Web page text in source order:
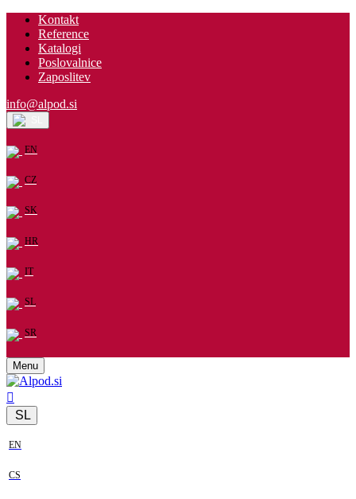
Kontakt
Reference
Katalogi
Poslovalnice
Zaposlitev
info@alpod.si
EN
CZ
SK
HR
IT
SL
SR
Menu
SL
EN
CS